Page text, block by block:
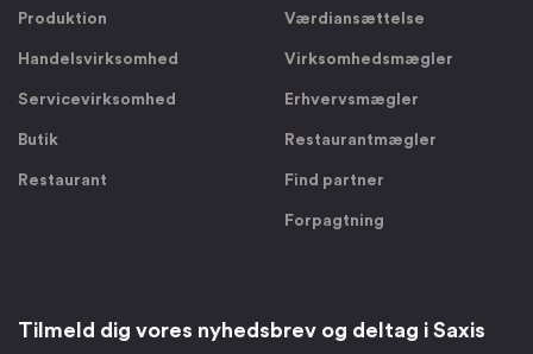
Produktion
Handelsvirksomhed
Servicevirksomhed
Butik
Restaurant
Værdiansættelse
Virksomhedsmægler
Erhvervsmægler
Restaurantmægler
Find partner
Forpagtning
Tilmeld dig vores nyhedsbrev og deltag i Saxis